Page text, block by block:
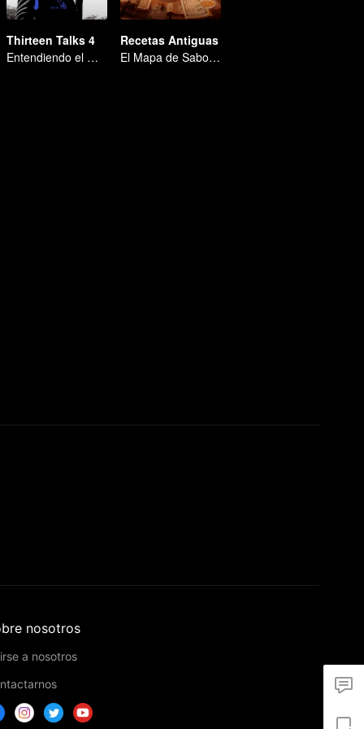
Thirteen Talks 4
Entendiendo el Mundo a Través del Diálogo
Recetas Antiguas
El Mapa de Sabores de China
nosotros
a nosotros